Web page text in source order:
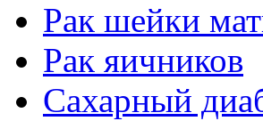
Рак шейки
Рак яичников
Сахарный